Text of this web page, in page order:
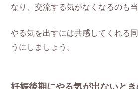
なり、交流する気がなくなるのも当
やる気を出すには共感してくれる
うにしましょう。
妊娠後期にやる気が出ないと